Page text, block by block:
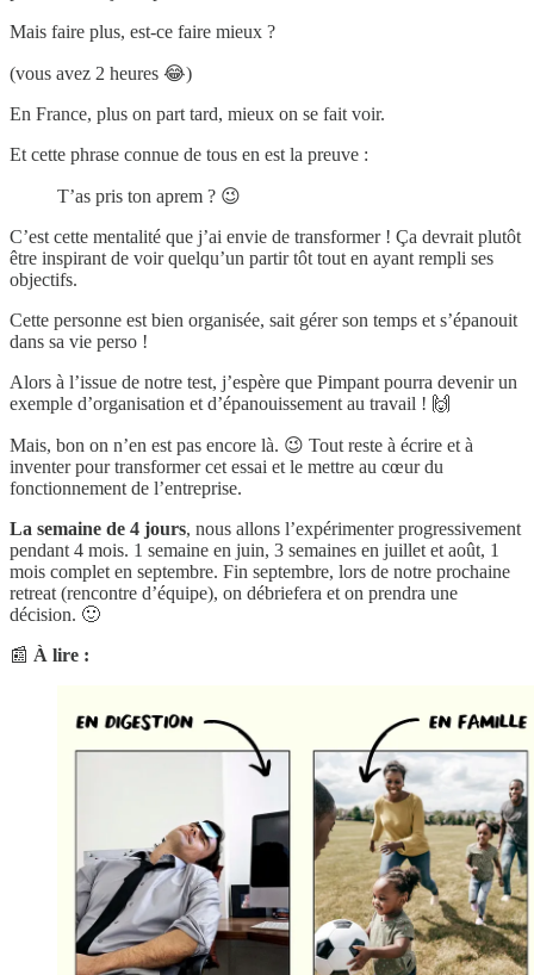
Mais faire plus, est-ce faire mieux ?
(vous avez 2 heures 😂)
En France, plus on part tard, mieux on se fait voir.
Et cette phrase connue de tous en est la preuve :
T’as pris ton aprem ? 😉
C’est cette mentalité que j’ai envie de transformer ! Ça devrait plutôt
être inspirant de voir quelqu’un partir tôt tout en ayant rempli ses
objectifs.
Cette personne est bien organisée, sait gérer son temps et s’épanouit
dans sa vie perso !
Alors à l’issue de notre test, j’espère que Pimpant pourra devenir un
exemple d’organisation et d’épanouissement au travail ! 🙌
Mais, bon on n’en est pas encore là. 😉 Tout reste à écrire et à
inventer pour transformer cet essai et le mettre au cœur du
fonctionnement de l’entreprise.
La semaine de 4 jours, nous allons l’expérimenter progressivement
pendant 4 mois. 1 semaine en juin, 3 semaines en juillet et août, 1
mois complet en septembre. Fin septembre, lors de notre prochaine
retreat (rencontre d’équipe), on débriefera et on prendra une
décision. 🙂
📰 À lire :